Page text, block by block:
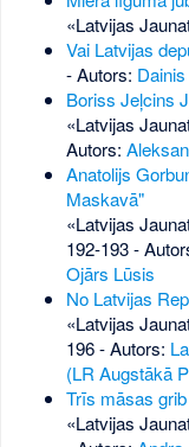
«Latvijas
Vai Latvijas
- Autors:
Boriss Jeļcins
«Latvijas
Autors:
Anatolijs
Maskavā"
«Latvijas
192-193-
Ojārs Lūsis
No Latvijas
«Latvijas
196- Autors:
(LR Augstākā
Trīs māsas
«Latvijas